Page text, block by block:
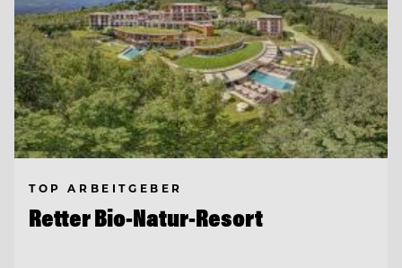
TOP ARBEITGEBER
Retter Bio-Natur-Resort